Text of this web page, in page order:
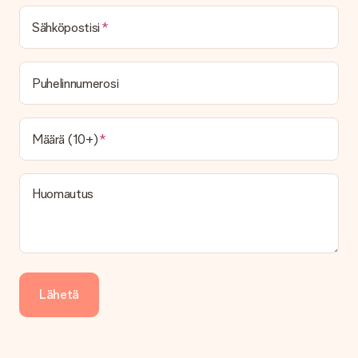
Toimitusaika löytyy lahjan tuotesivulta. Voit luottaa siihen,
että operaattorimme toimittaa lahjasi tänä päivänä.
Mitä toimitusvaihtoehtoja voin valita?
Tällä hetkellä ei ole (vielä) mahdollista valita
toimitusvaihtoehtoa. Halutessasi tilauksen lähetetään joko
paketti tai postilaatikon toimitus. Haluatko tietää, mikä
vaihtoehto tilauksesi kuuluu? Ota yhteyttä asiakaspalveluun.
Maksu
Kuinka voin maksaa tilaukseni?
Tarjoamme seuraavat maksutavat: iDeal, Paypal, luottokortti,
Saapunut lahja
Entä jos lahja ei ole täysin mieleeni?
Olemme syvästi pahoillamme, että lahjasi ei ole sinun mielesi
Sähköpostisi
Puhelinnumerosi
Määrä (10+)
Huomautus
Lähetä